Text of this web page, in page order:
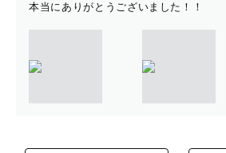
本当にありがとうございました！！